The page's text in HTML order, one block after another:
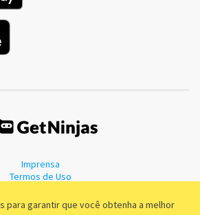
para garantir que você obtenha a melhor
Imprensa
Termos de Uso